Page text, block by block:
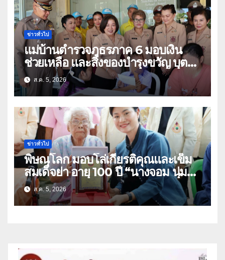
ข่าวทั่วไป
แม่บ้านตำรวจภูธรภาค 6 มอบเงิน
ช่วยเหลือ และสิ่งของบำรุงขวัญ บุตร-
ธิดา ข้าราชการตำรวจจังหวัด
อุทัยธานี
ส.ค. 5, 2026
ข่าวทั่วไป
พิษณุโลก มอบโล่เกียรติคุณและเข็ม
สมเด็จย่า อายุ 100 ปี “นางจอม นุ่ม
เนตร” ตำบลบ้านกร่าง อำเภอเมือง
ส.ค. 5, 2026